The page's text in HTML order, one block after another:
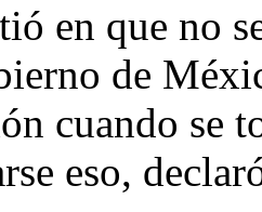
en que no
de
cuando se
eso,